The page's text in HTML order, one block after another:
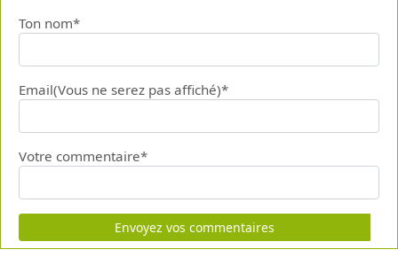
Ton nom*
Email(Vous ne serez pas affiché)*
Votre commentaire*
Envoyez vos commentaires